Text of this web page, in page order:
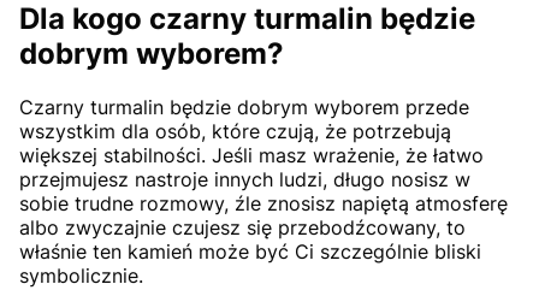
Dla kogo czarny turmalin będzie
dobrym wyborem?
Czarny turmalin będzie dobrym wyborem przede
wszystkim dla osób, które czują, że potrzebują
większej stabilności. Jeśli masz wrażenie, że łatwo
przejmujesz nastroje innych ludzi, długo nosisz w
sobie trudne rozmowy, źle znosisz napiętą atmosferę
albo zwyczajnie czujesz się przebodźcowany, to
właśnie ten kamień może być Ci szczególnie bliski
symbolicznie.